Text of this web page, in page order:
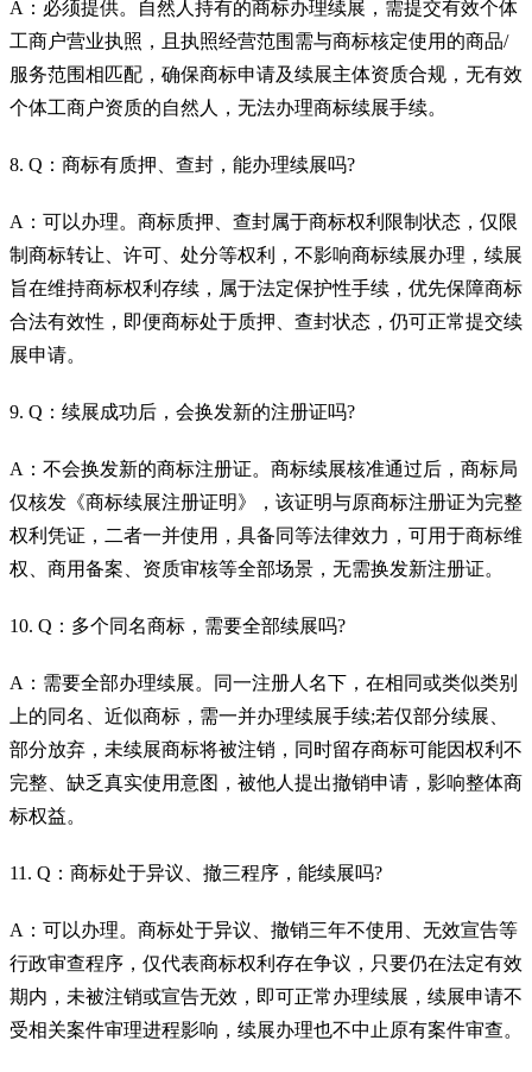
A：必须提供。自然人持有的商标办理续展，需提交有效个体
工商户营业执照，且执照经营范围需与商标核定使用的商品/
服务范围相匹配，确保商标申请及续展主体资质合规，无有效
个体工商户资质的自然人，无法办理商标续展手续。
8. Q：商标有质押、查封，能办理续展吗?
A：可以办理。商标质押、查封属于商标权利限制状态，仅限
制商标转让、许可、处分等权利，不影响商标续展办理，续展
旨在维持商标权利存续，属于法定保护性手续，优先保障商标
合法有效性，即便商标处于质押、查封状态，仍可正常提交续
展申请。
9. Q：续展成功后，会换发新的注册证吗?
A：不会换发新的商标注册证。商标续展核准通过后，商标局
仅核发《商标续展注册证明》，该证明与原商标注册证为完整
权利凭证，二者一并使用，具备同等法律效力，可用于商标维
权、商用备案、资质审核等全部场景，无需换发新注册证。
10. Q：多个同名商标，需要全部续展吗?
A：需要全部办理续展。同一注册人名下，在相同或类似类别
上的同名、近似商标，需一并办理续展手续;若仅部分续展、
部分放弃，未续展商标将被注销，同时留存商标可能因权利不
完整、缺乏真实使用意图，被他人提出撤销申请，影响整体商
标权益。
11. Q：商标处于异议、撤三程序，能续展吗?
A：可以办理。商标处于异议、撤销三年不使用、无效宣告等
行政审查程序，仅代表商标权利存在争议，只要仍在法定有效
期内，未被注销或宣告无效，即可正常办理续展，续展申请不
受相关案件审理进程影响，续展办理也不中止原有案件审查。